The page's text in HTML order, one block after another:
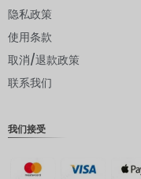
隐私政策
使用条款
取消/退款政策
联系我们
我们接受